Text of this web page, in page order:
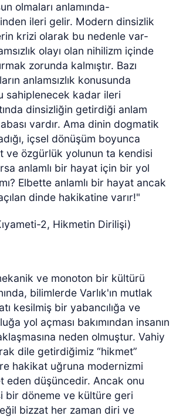
olmaları anlamında-
ileri gelir. Modern dinsizlik
krizi olarak bu nedenle var-
olayı olan nihilizm içinde
zorunda kalmıştır. Bazı
anlamsızlık konusunda
sahiplenecek kadar ileri
dinsizliğin getirdiği anlam
vardır. Ama dinin dogmatik
içsel dönüşüm boyunca
ve özgürlük yolunun ta kendisi
anlamlı bir hayat için bir yol
Elbette anlamlı bir hayat ancak
dinde hakikatine varır!"
2, Hikmetin Dirilişi)
ve monoton bir kültürü
bilimlerde Varlık'ın mutlak
kesilmiş bir yabancılığa ve
yol açması bakımından insanın
neden olmuştur. Vahiy
dile getirdiğimiz “hikmet”
hakikat uğruna modernizmi
eden düşüncedir. Ancak onu
bir döneme ve kültüre geri
bizzat her zaman diri ve